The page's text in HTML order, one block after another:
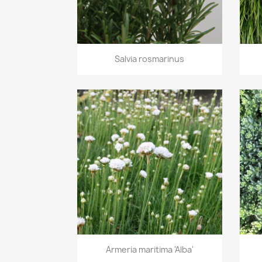
Aperçu rapide
Salvia rosmarinus
Aperçu rapide
Armeria maritima 'Alba'